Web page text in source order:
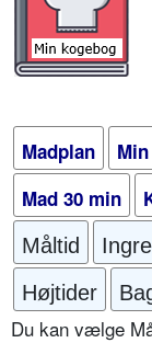
Madplan
Mad 30 min
Måltid
Højtider
Du kan vælge